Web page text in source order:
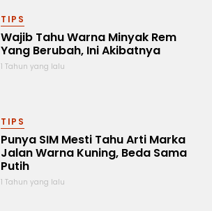
TIPS
Wajib Tahu Warna Minyak Rem
Yang Berubah, Ini Akibatnya
1 Tahun yang lalu
TIPS
Punya SIM Mesti Tahu Arti Marka
Jalan Warna Kuning, Beda Sama
Putih
1 Tahun yang lalu